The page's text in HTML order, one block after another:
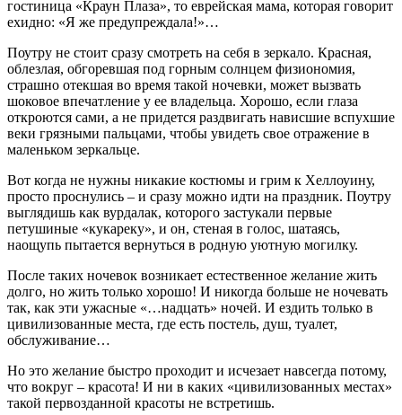
гостиница «Краун Плаза», то еврейская мама, которая говорит
ехидно: «Я же предупреждала!»…
Поутру не стоит сразу смотреть на себя в зеркало. Красная,
облезлая, обгоревшая под горным солнцем физиономия,
страшно отекшая во время такой ночевки, может вызвать
шоковое впечатление у ее владельца. Хорошо, если глаза
откроются сами, а не придется раздвигать нависшие вспухшие
веки грязными пальцами, чтобы увидеть свое отражение в
маленьком зеркальце.
Вот когда не нужны никакие костюмы и грим к Хеллоуину,
просто проснулись – и сразу можно идти на праздник. Поутру
выглядишь как вурдалак, которого застукали первые
петушиные «кукареку», и он, стеная в голос, шатаясь,
наощупь пытается вернуться в родную уютную могилку.
После таких ночевок возникает естественное желание жить
долго, но жить только хорошо! И никогда больше не ночевать
так, как эти ужасные «…надцать» ночей. И ездить только в
цивилизованные места, где есть постель, душ, туалет,
обслуживание…
Но это желание быстро проходит и исчезает навсегда потому,
что вокруг – красота! И ни в каких «цивилизованных местах»
такой первозданной красоты не встретишь.